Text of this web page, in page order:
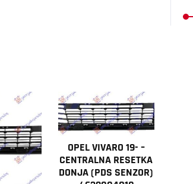
OPEL VIVARO 19- –
CENTRALNA RESETKA
DONJA (PDS SENZOR)